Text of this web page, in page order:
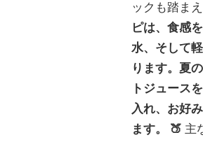
ックも踏ま
ピは、食感
水、そして
ります。夏
トジュース
入れ、お好
ます。
🍑 主